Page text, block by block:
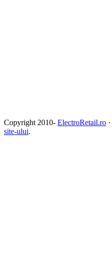
Copyright 2010- ElectroRetail.ro ·
site-ului.